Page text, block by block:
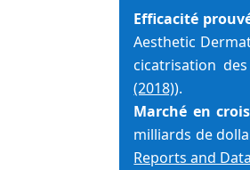
Efficacité
Aesthetic
cicatrisation
(2018)).
Marché en
Reports and